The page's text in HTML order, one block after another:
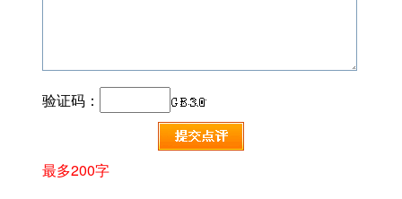
验证码：
最多200字